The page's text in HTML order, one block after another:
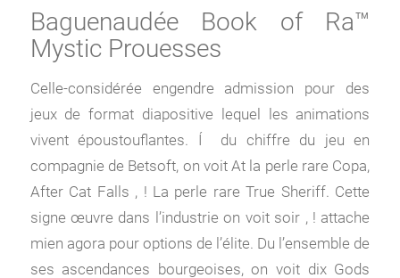
Baguenaudée Book of Ra™
Mystic Prouesses
Celle-considérée engendre admission pour des
jeux de format diapositive lequel les animations
vivent époustouflantes. Í du chiffre du jeu en
compagnie de Betsoft, on voit At la perle rare Copa,
After Cat Falls , ! La perle rare True Sheriff. Cette
signe œuvre dans l’industrie on voit soir , ! attache
mien agora pour options de l’élite. Du l’ensemble de
ses ascendances bourgeoises, on voit dix Gods